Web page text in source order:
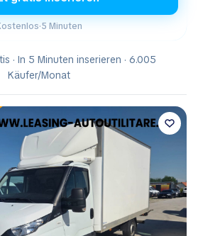
·5 Minuten
· In 5 Minuten inserieren · 6.005
Käufer/Monat